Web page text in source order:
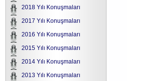
2018 Yılı Konuşmaları
2017 Yılı Konuşmaları
2016 Yılı Konuşmaları
2015 Yılı Konuşmaları
2014 Yılı Konuşmaları
2013 Yılı Konuşmaları